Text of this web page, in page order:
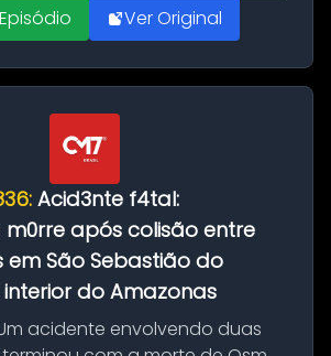
Ver Original
Acid3nte f4tal:
m0rre após colisão entre
São Sebastião do
do Amazonas
acidente envolvendo duas